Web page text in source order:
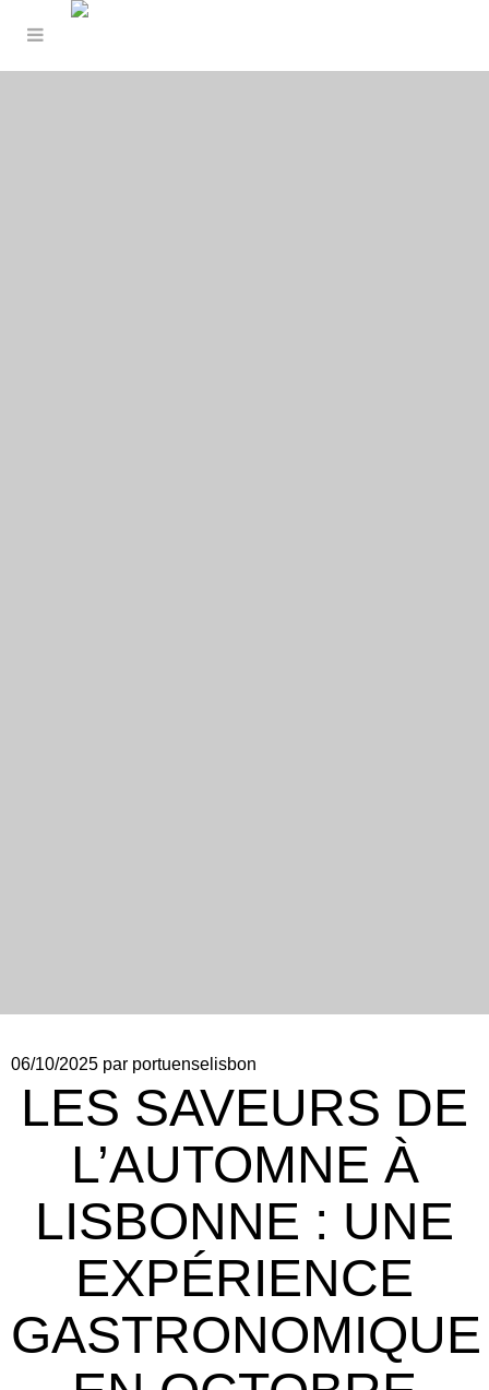
06/10/2025 par portuenselisbon
LES SAVEURS DE
L’AUTOMNE À
LISBONNE : UNE
EXPÉRIENCE
GASTRONOMIQUE